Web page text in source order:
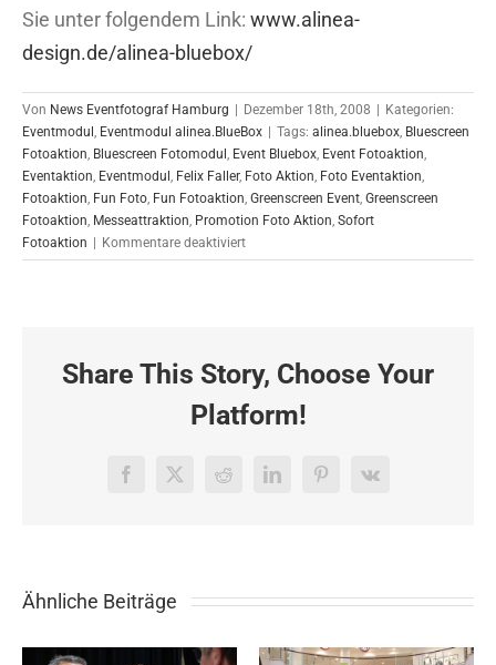
Sie unter folgendem Link: www.alinea-
design.de/alinea-bluebox/
Von News Eventfotograf Hamburg Dezember 18th, 2008
Kategorien:
Eventmodul , Eventmodul alinea.BlueBox Tags: alinea.bluebox, Bluescreen
Fotoaktion, Bluescreen Fotomodul , Event Bluebox, Event Fotoaktion,
Eventaktion, Eventmodul , Felix Faller, Foto Aktion, Foto Eventaktion,
Fotoaktion, Fun Foto, Fun Fotoaktion, Greenscreen Event, Greenscreen
Fotoaktion, Messeattraktion, Promotion Foto Aktion, Sofort
Fotoaktion
Kommentare deaktiviertfür
Bertelsmann
Share This Story, Choose Your
Platform!
Facebook
X RedditLinkedInPinterest
Vk
Ähnliche Beiträge